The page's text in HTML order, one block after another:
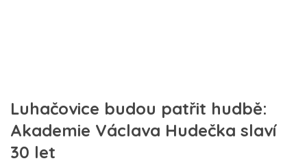
Luhačovice budou patřit hudbě:
Akademie Václava Hudečka slaví
30 let